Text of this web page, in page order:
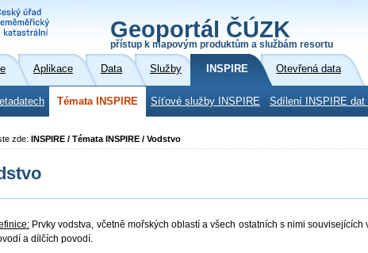
Geoportál ČÚZK
přístup k mapovým produktům a službám resortu
Aplikace Data Služby INSPIRE Otevřená data
Témata INSPIRE Síťové služby INSPIRE Sdílení INSPIRE dat
zde: INSPIRE / Témata INSPIRE / Vodstvo
Prvky vodstva, včetně mořských oblastí a všech ostatních s nimi souvisejících
a dílčích povodí.